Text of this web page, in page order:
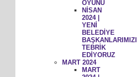
OYUNU
NİSAN
2024 |
YENİ
BELEDİYE
BAŞKANLARIMIZI
TEBRİK
EDİYORUZ
MART 2024
MART